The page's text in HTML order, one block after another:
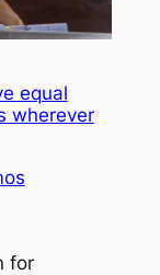
equal
wherever
for